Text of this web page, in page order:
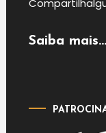
Saiba mais...